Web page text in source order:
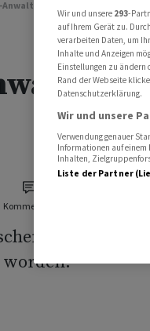
in Moskau verhaftet
in
Kommentare
Kremel-
worden.
Wir und unsere 293-
auf Ihrem Gerät zu.
verarbeiten Daten, um
Inhalte und Anzeigen
Einstellungen zu ändern
Rand der Webseite
Datenschutzerklärung.
Wir und unsere
Verwendung genauer
Informationen auf einem
Inhalten,
Liste der Partner